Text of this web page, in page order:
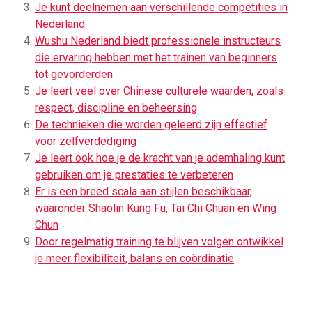
Je kunt deelnemen aan verschillende competities in
Nederland
Wushu Nederland biedt professionele instructeurs
die ervaring hebben met het trainen van beginners
tot gevorderden
Je leert veel over Chinese culturele waarden, zoals
respect, discipline en beheersing
De technieken die worden geleerd zijn effectief
voor zelfverdediging
Je leert ook hoe je de kracht van je ademhaling kunt
gebruiken om je prestaties te verbeteren
Er is een breed scala aan stijlen beschikbaar,
waaronder Shaolin Kung Fu, Tai Chi Chuan en Wing
Chun
Door regelmatig training te blijven volgen ontwikkel
je meer flexibiliteit, balans en coördinatie